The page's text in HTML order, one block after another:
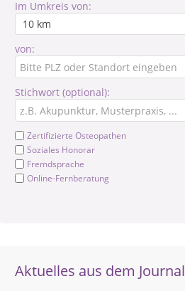
Im Umkreis von:
von:
Stichwort (optional):
Zertifizierte Osteopathen
Soziales Honorar
Fremdsprache
Online-Fernberatung
Aktuelles aus dem Journal